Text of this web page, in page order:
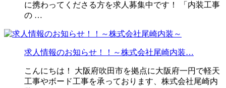
に携わってくださる方を求人募集中です！ 「内装工事
の …
求人情報のお知らせ！！～株式会社尾崎内装…
こんにちは！ 大阪府吹田市を拠点に大阪府一円で軽天
工事やボード工事を承っております、株式会社尾崎内